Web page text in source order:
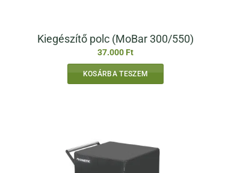
Kiegészítő polc (MoBar 300/550)
37.000 Ft
KOSÁRBA TESZEM